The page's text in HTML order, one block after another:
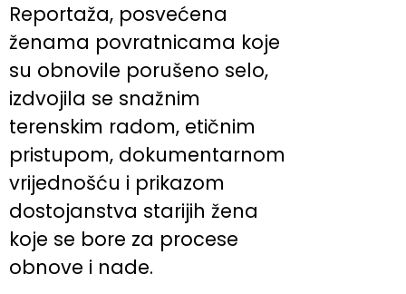
Reportaža, posvećena
ženama povratnicama koje
su obnovile porušeno selo,
izdvojila se snažnim
terenskim radom, etičnim
pristupom, dokumentarnom
vrijednošću i prikazom
dostojanstva starijih žena
koje se bore za procese
obnove i nade.